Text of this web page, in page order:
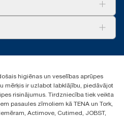
higiēnas un veselības aprūpes
mērķis ir uzlabot labklājību, piedāvājot
risinājumus. Tirdzniecība tiek veikta
pasaules zīmoliem kā TENA un Tork,
Actimove, Cutimed, JOBST,